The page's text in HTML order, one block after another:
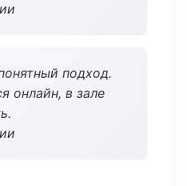
подход.
онлайн, в зале